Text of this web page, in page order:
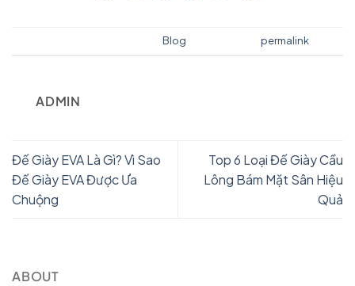
Blog permalink
ADMIN
Đế Giày EVA Là Gì? Vì Sao
Đế Giày EVA Được Ưa
Chuộng
Top 6 Loại Đế Giày Cầu
Lông Bám Mặt Sân Hiệu
Quả
ABOUT